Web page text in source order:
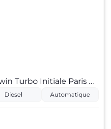
Espace dCi 160 Energy Twin Turbo Initiale Paris EDC
Diesel Automatique